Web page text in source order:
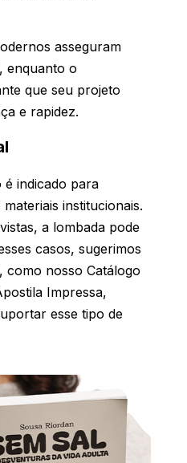
asseguram
enquanto o
que seu projeto
e rapidez.
indicado para
institucionais.
a lombada pode
casos, sugerimos
como nosso Catálogo
Impressa,
esse tipo de